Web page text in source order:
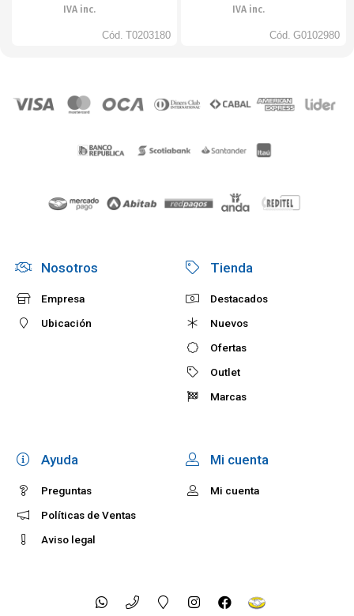
IVA inc.
Cód. T0203180
IVA inc.
Cód. G0102980
Nosotros
Empresa
Ubicación
Tienda
Destacados
Nuevos
Ofertas
Outlet
Marcas
Ayuda
Preguntas
Políticas de Ventas
Aviso legal
Mi cuenta
Mi cuenta